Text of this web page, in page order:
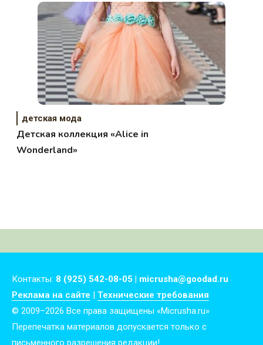
детская мода
Детская коллекция «Alice in
Wonderland»
Контакты: 8 (925) 542-08-05 | micrusha@goodad.ru
Реклама на сайте | Технические требования
© 2009–2026 Все права защищены «Micrusha.ru»
Перепечатка материалов допускается только с
письменного разрешения редакции!